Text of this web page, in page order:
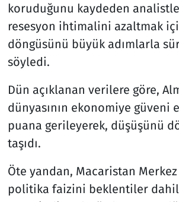
koruduğunu kaydeden
resesyon ihtimalini azaltmak
döngüsünü büyük adımlarla
söyledi.
Dün açıklanan verilere göre,
dünyasının ekonomiye güveni
puana gerileyerek, düşüşünü
taşıdı.
Öte yandan, Macaristan Merkez
politika faizini beklentiler